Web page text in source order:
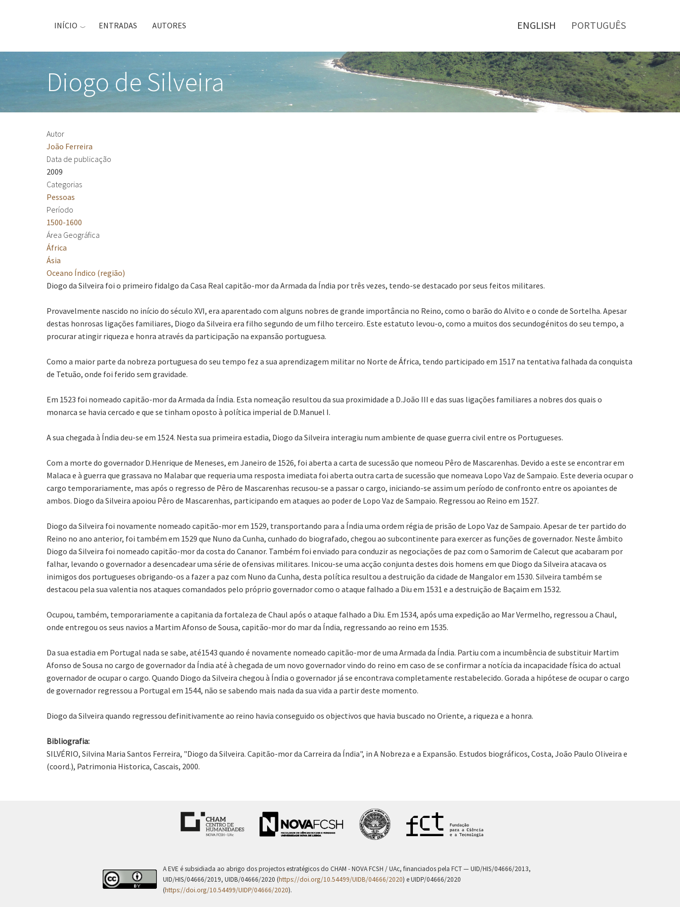
principal
ENGLISH PORTUGUÊS
INÍCIO ENTRADAS AUTORES
Diogo de Silveira
Autor
João Ferreira
Data de publicação
2009
Categorias
Pessoas
Período
1500-1600
Área Geográfica
África
Ásia
Oceano Índico (região)
Diogo da Silveira foi o primeiro fidalgo da Casa Real capitão-mor da Armada da Índia por três vezes, tendo-se destacado por seus feitos militares.
Provavelmente nascido no início do século XVI, era aparentado com alguns nobres de grande importância no Reino, como o barão do Alvito e o conde de Sortelha. Apesar
destas honrosas ligações familiares, Diogo da Silveira era filho segundo de um filho terceiro. Este estatuto levou-o, como a muitos dos secundogénitos do seu tempo, a
procurar atingir riqueza e honra através da participação na expansão portuguesa.
Como a maior parte da nobreza portuguesa do seu tempo fez a sua aprendizagem militar no Norte de África, tendo participado em 1517 na tentativa falhada da conquista
de Tetuão, onde foi ferido sem gravidade.
Em 1523 foi nomeado capitão-mor da Armada da Índia. Esta nomeação resultou da sua proximidade a D.João III e das suas ligações familiares a nobres dos quais o
monarca se havia cercado e que se tinham oposto à política imperial de D.Manuel I.
A sua chegada à Índia deu-se em 1524. Nesta sua primeira estadia, Diogo da Silveira interagiu num ambiente de quase guerra civil entre os Portugueses.
Com a morte do governador D.Henrique de Meneses, em Janeiro de 1526, foi aberta a carta de sucessão que nomeou Pêro de Mascarenhas. Devido a este se encontrar em
Malaca e à guerra que grassava no Malabar que requeria uma resposta imediata foi aberta outra carta de sucessão que nomeava Lopo Vaz de Sampaio. Este deveria ocupar o
cargo temporariamente, mas após o regresso de Pêro de Mascarenhas recusou-se a passar o cargo, iniciando-se assim um período de confronto entre os apoiantes de
ambos. Diogo da Silveira apoiou Pêro de Mascarenhas, participando em ataques ao poder de Lopo Vaz de Sampaio. Regressou ao Reino em 1527.
Diogo da Silveira foi novamente nomeado capitão-mor em 1529, transportando para a Índia uma ordem régia de prisão de Lopo Vaz de Sampaio. Apesar de ter partido do
Reino no ano anterior, foi também em 1529 que Nuno da Cunha, cunhado do biografado, chegou ao subcontinente para exercer as funções de governador. Neste âmbito
Diogo da Silveira foi nomeado capitão-mor da costa do Cananor. Também foi enviado para conduzir as negociações de paz com o Samorim de Calecut que acabaram por
falhar, levando o governador a desencadear uma série de ofensivas militares. Inicou-se uma acção conjunta destes dois homens em que Diogo da Silveira atacava os
inimigos dos portugueses obrigando-os a fazer a paz com Nuno da Cunha, desta política resultou a destruição da cidade de Mangalor em 1530. Silveira também se
destacou pela sua valentia nos ataques comandados pelo próprio governador como o ataque falhado a Diu em 1531 e a destruição de Baçaim em 1532.
Ocupou, também, temporariamente a capitania da fortaleza de Chaul após o ataque falhado a Diu. Em 1534, após uma expedição ao Mar Vermelho, regressou a Chaul,
onde entregou os seus navios a Martim Afonso de Sousa, capitão-mor do mar da Índia, regressando ao reino em 1535.
Da sua estadia em Portugal nada se sabe, até1543 quando é novamente nomeado capitão-mor de uma Armada da Índia. Partiu com a incumbência de substituir Martim
Afonso de Sousa no cargo de governador da Índia até à chegada de um novo governador vindo do reino em caso de se confirmar a notícia da incapacidade física do actual
governador de ocupar o cargo. Quando Diogo da Silveira chegou à Índia o governador já se encontrava completamente restabelecido. Gorada a hipótese de ocupar o cargo
de governador regressou a Portugal em 1544, não se sabendo mais nada da sua vida a partir deste momento.
Diogo da Silveira quando regressou definitivamente ao reino havia conseguido os objectivos que havia buscado no Oriente, a riqueza e a honra.
Bibliografia:
SILVÉRIO, Silvina Maria Santos Ferreira, "Diogo da Silveira. Capitão-mor da Carreira da Índia", in A Nobreza e a Expansão. Estudos biográficos, Costa, João Paulo Oliveira e
(coord.), Patrimonia Historica, Cascais, 2000.
A EVE é subsidiada ao abrigo dos projectos estratégicos do CHAM - NOVA FCSH / UAc, financiados pela FCT — UID/HIS/04666/2013,
UID/HIS/04666/2019, UIDB/04666/2020 (https://doi.org/10.54499/UIDB/04666/2020) e UIDP/04666/2020
(https://doi.org/10.54499/UIDP/04666/2020).